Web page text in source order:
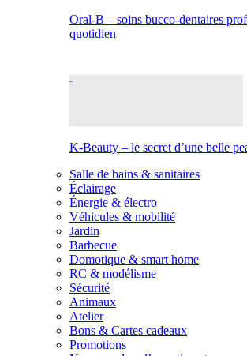
Oral-B – soins bucco-dentaires
quotidien
K-Beauty – le secret d’une belle
Salle de bains & sanitaires
Éclairage
Énergie & électro
Véhicules & mobilité
Jardin
Barbecue
Domotique & smart home
RC & modélisme
Sécurité
Animaux
Atelier
Bons & Cartes cadeaux
Promotions